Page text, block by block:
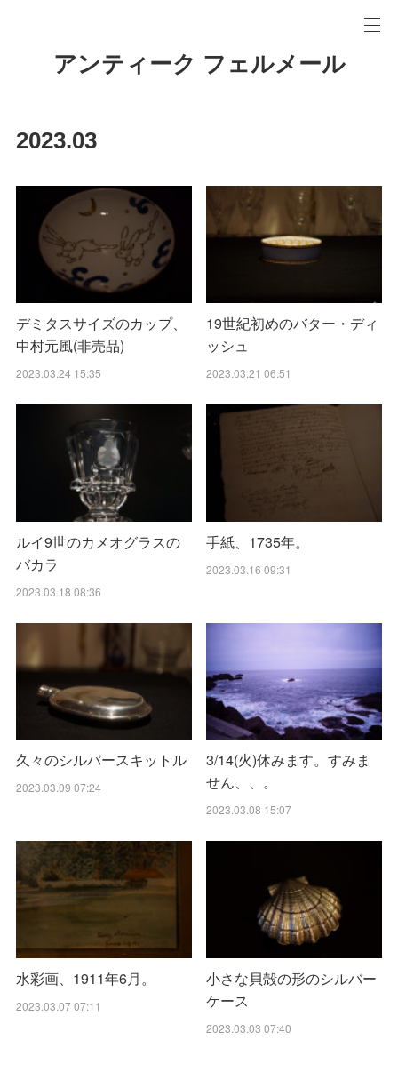
アンティーク フェルメール
2023.03
デミタスサイズのカップ、
中村元風(非売品)
2023.03.24 15:35
19世紀初めのバター・ディ
ッシュ
2023.03.21 06:51
ルイ9世のカメオグラスの
バカラ
2023.03.18 08:36
手紙、1735年。
2023.03.16 09:31
久々のシルバースキットル
2023.03.09 07:24
3/14(火)休みます。すみま
せん、、。
2023.03.08 15:07
水彩画、1911年6月。
2023.03.07 07:11
小さな貝殻の形のシルバー
ケース
2023.03.03 07:40